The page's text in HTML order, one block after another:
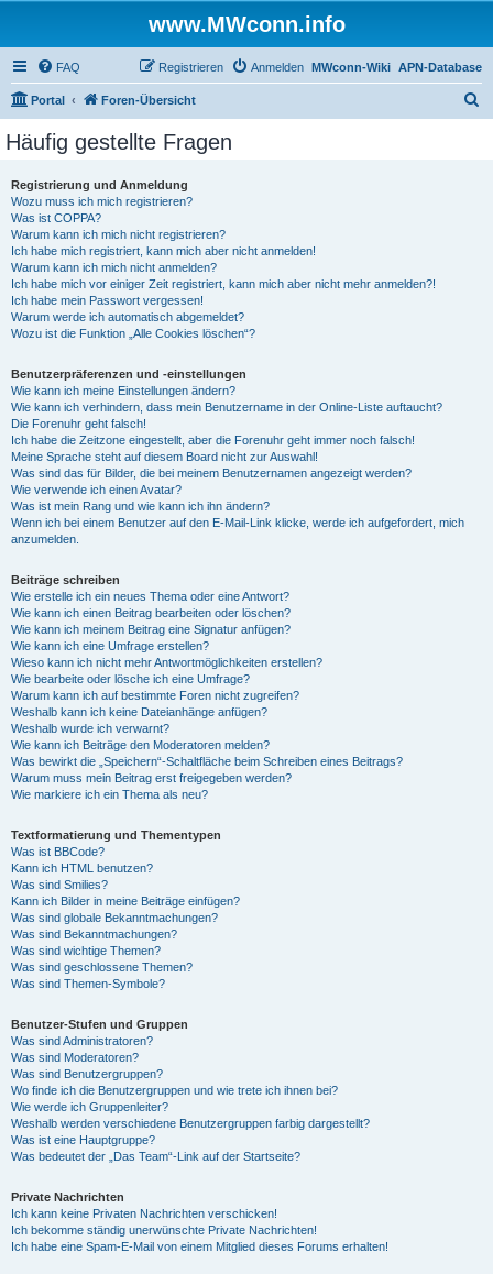
www.MWconn.info
FAQ APN-Database
MWconn-Wiki
Anmelden
Registrieren
Portal Foren-Übersicht
Häufig gestellte Fragen
Registrierung und Anmeldung
Wozu muss ich mich registrieren?
Was ist COPPA?
Warum kann ich mich nicht registrieren?
Ich habe mich registriert, kann mich aber nicht anmelden!
Warum kann ich mich nicht anmelden?
Ich habe mich vor einiger Zeit registriert, kann mich aber nicht mehr anmelden?!
Ich habe mein Passwort vergessen!
Warum werde ich automatisch abgemeldet?
Wozu ist die Funktion „Alle Cookies löschen“?
Benutzerpräferenzen und -einstellungen
Wie kann ich meine Einstellungen ändern?
Wie kann ich verhindern, dass mein Benutzername in der Online-Liste auftaucht?
Die Forenuhr geht falsch!
Ich habe die Zeitzone eingestellt, aber die Forenuhr geht immer noch falsch!
Meine Sprache steht auf diesem Board nicht zur Auswahl!
Was sind das für Bilder, die bei meinem Benutzernamen angezeigt werden?
Wie verwende ich einen Avatar?
Was ist mein Rang und wie kann ich ihn ändern?
Wenn ich bei einem Benutzer auf den E-Mail-Link klicke, werde ich aufgefordert, mich
anzumelden.
Beiträge schreiben
Wie erstelle ich ein neues Thema oder eine Antwort?
Wie kann ich einen Beitrag bearbeiten oder löschen?
Wie kann ich meinem Beitrag eine Signatur anfügen?
Wie kann ich eine Umfrage erstellen?
Wieso kann ich nicht mehr Antwortmöglichkeiten erstellen?
Wie bearbeite oder lösche ich eine Umfrage?
Warum kann ich auf bestimmte Foren nicht zugreifen?
Weshalb kann ich keine Dateianhänge anfügen?
Weshalb wurde ich verwarnt?
Wie kann ich Beiträge den Moderatoren melden?
Was bewirkt die „Speichern“-Schaltfläche beim Schreiben eines Beitrags?
Warum muss mein Beitrag erst freigegeben werden?
Wie markiere ich ein Thema als neu?
Textformatierung und Thementypen
Was ist BBCode?
Kann ich HTML benutzen?
Was sind Smilies?
Kann ich Bilder in meine Beiträge einfügen?
Was sind globale Bekanntmachungen?
Was sind Bekanntmachungen?
Was sind wichtige Themen?
Was sind geschlossene Themen?
Was sind Themen-Symbole?
Benutzer-Stufen und Gruppen
Was sind Administratoren?
Was sind Moderatoren?
Was sind Benutzergruppen?
Wo finde ich die Benutzergruppen und wie trete ich ihnen bei?
Wie werde ich Gruppenleiter?
Weshalb werden verschiedene Benutzergruppen farbig dargestellt?
Was ist eine Hauptgruppe?
Was bedeutet der „Das Team“-Link auf der Startseite?
Private Nachrichten
Ich kann keine Privaten Nachrichten verschicken!
Ich bekomme ständig unerwünschte Private Nachrichten!
Ich habe eine Spam-E-Mail von einem Mitglied dieses Forums erhalten!